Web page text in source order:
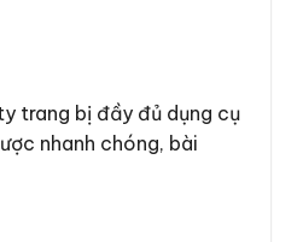
trang bị đầy đủ dụng cụ
nhanh chóng, bài